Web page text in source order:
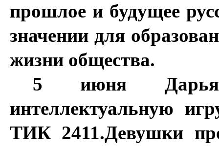
прошлое и будущее
значении для
жизни общества.
5 июня Дарья
интеллектуальную
ТИК 2411.Девушки